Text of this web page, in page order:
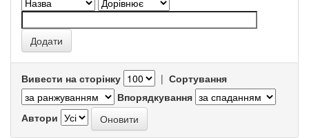
Вивести на сторінку | Сортування
Впорядкування
Автори